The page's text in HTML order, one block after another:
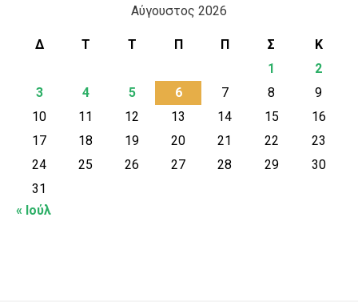
Αύγουστος 2026
Δ Τ Τ Π Π Σ
Κ
1
2
3
4 5 6 7 8
9
10
11 12 13 14 15
16
17
18 19 20 21 22
23
24
25 26 27 28 29
30
31
« Ιούλ